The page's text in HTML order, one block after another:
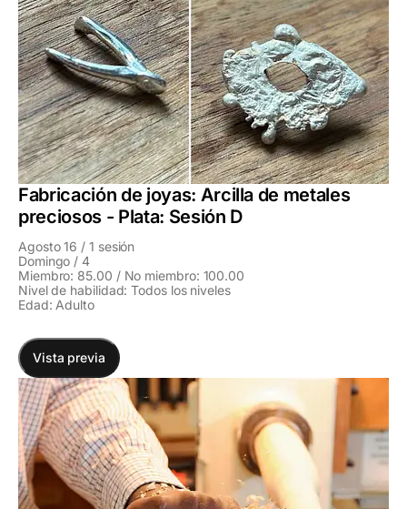
Fabricación de joyas: Arcilla de metales
preciosos - Plata: Sesión D
Agosto 16 / 1 sesión
Domingo / 4
Miembro: 85.00 / No miembro: 100.00
Nivel de habilidad: Todos los niveles
Edad: Adulto
Vista previa